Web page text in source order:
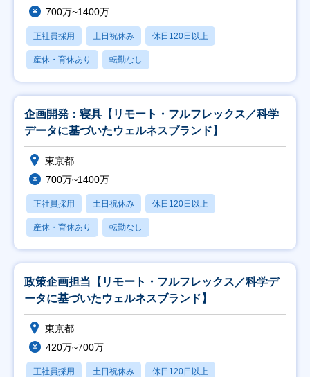
700万~1400万
正社員採用 土日祝休み 休日120日以上
産休・育休あり 転勤なし
企画開発：寝具【リモート・フルフレックス／科学
データに基づいたウェルネスブランド】
東京都
700万~1400万
正社員採用 土日祝休み 休日120日以上
産休・育休あり 転勤なし
政策企画担当【リモート・フルフレックス／科学デ
ータに基づいたウェルネスブランド】
東京都
420万~700万
正社員採用 土日祝休み 休日120日以上